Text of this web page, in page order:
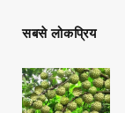
सबसे लोकप्रिय